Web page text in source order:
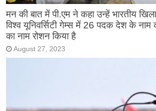
मन की बात में पी.एम ने कहा उन्हें भारतीय
विश्व यूनिवर्सिटी गेम्स में 26 पदक देश के
का नाम रोशन किया है
August 27, 2023